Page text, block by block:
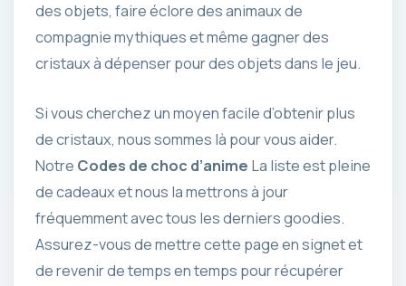
des objets, faire éclore des animaux de
compagnie mythiques et même gagner des
cristaux à dépenser pour des objets dans le jeu.
Si vous cherchez un moyen facile d’obtenir plus
de cristaux, nous sommes là pour vous aider.
Notre Codes de choc d’anime La liste est pleine
de cadeaux et nous la mettrons à jour
fréquemment avec tous les derniers goodies.
Assurez-vous de mettre cette page en signet et
de revenir de temps en temps pour récupérer